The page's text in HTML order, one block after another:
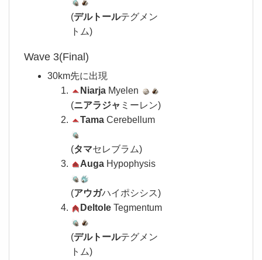
(デルトールテグメン
トム)
Wave 3(Final)
30km先に出現
Niarja Myelen
(ニアラジャ ミーレン)
Tama Cerebellum
(タマセレブラム)
Auga Hypophysis
(アウガハイポシシス)
Deltole Tegmentum
(デルトールテグメン
トム)